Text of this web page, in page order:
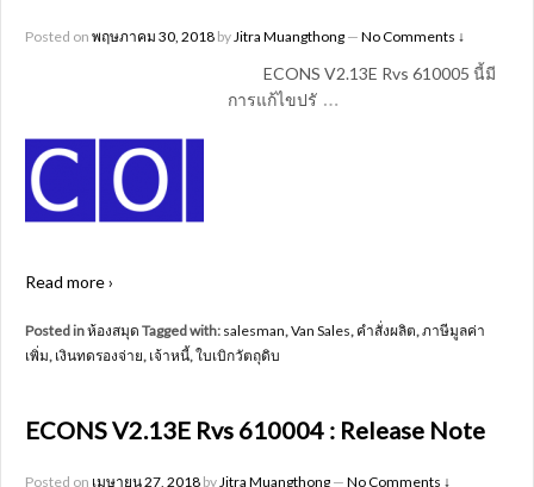
Posted on พฤษภาคม 30, 2018 byJitra Muangthong — No Comments ↓
ECONS V2.13E Rvs 610005 นี้มี
การแก้ไขปรั …
Read more ›
Posted inห้องสมุด Tagged with: salesman,Van Sales, คำสั่งผลิต,ภาษีมูลค่า
เพิ่ม, เงินทดรองจ่าย, เจ้าหนี้,ใบเบิกวัตถุดิบ
ECONS V2.13E Rvs 610004 : Release Note
Posted on เมษายน 27, 2018 byJitra Muangthong — No Comments ↓